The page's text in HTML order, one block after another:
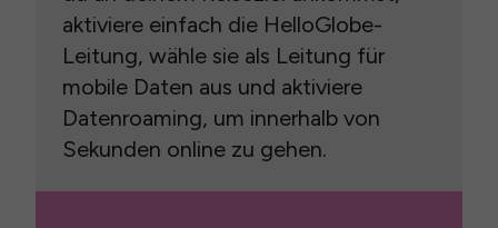
aktiviere einfach die HelloGlobe-
Leitung, wähle sie als Leitung für
mobile Daten aus und aktiviere
Datenroaming, um innerhalb von
Sekunden online zu gehen.